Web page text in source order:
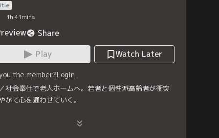
1h 41mins
Share
Play
Watch Later
the member?Login
社会奉仕で老人ホームへ。若者と個性派高齢者が衝突
がて心を通わせていく。